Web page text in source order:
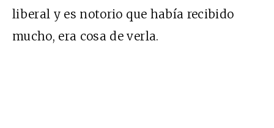
liberal y es notorio que había recibido
mucho, era cosa de verla.